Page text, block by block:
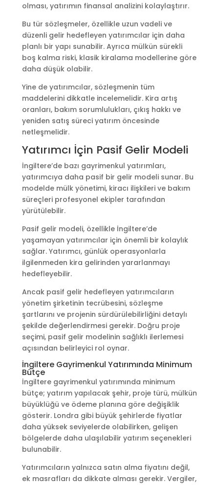
olması, yatırımın finansal analizini kolaylaştırır.
Bu tür sözleşmeler, özellikle uzun vadeli ve
düzenli gelir hedefleyen yatırımcılar için daha
planlı bir yapı sunabilir. Ayrıca mülkün sürekli
boş kalma riski, klasik kiralama modellerine göre
daha düşük olabilir.
Yine de yatırımcılar, sözleşmenin tüm
maddelerini dikkatle incelemelidir. Kira artış
oranları, bakım sorumlulukları, çıkış hakkı ve
yeniden satış süreci yatırım öncesinde
netleşmelidir.
Yatırımcı İçin Pasif Gelir Modeli
İngiltere’de bazı gayrimenkul yatırımları,
yatırımcıya daha pasif bir gelir modeli sunar. Bu
modelde mülk yönetimi, kiracı ilişkileri ve bakım
süreçleri profesyonel ekipler tarafından
yürütülebilir.
Pasif gelir modeli, özellikle İngiltere’de
yaşamayan yatırımcılar için önemli bir kolaylık
sağlar. Yatırımcı, günlük operasyonlarla
ilgilenmeden kira gelirinden yararlanmayı
hedefleyebilir.
Ancak pasif gelir hedefleyen yatırımcıların
yönetim şirketinin tecrübesini, sözleşme
şartlarını ve projenin sürdürülebilirliğini detaylı
şekilde değerlendirmesi gerekir. Doğru proje
seçimi, pasif gelir modelinin sağlıklı ilerlemesi
açısından belirleyici rol oynar.
İngiltere Gayrimenkul Yatırımında Minimum
Bütçe
İngiltere gayrimenkul yatırımında minimum
bütçe; yatırım yapılacak şehir, proje türü, mülkün
büyüklüğü ve ödeme planına göre değişiklik
gösterir. Londra gibi büyük şehirlerde fiyatlar
daha yüksek seviyelerde olabilirken, gelişen
bölgelerde daha ulaşılabilir yatırım seçenekleri
bulunabilir.
Yatırımcıların yalnızca satın alma fiyatını değil,
ek masrafları da dikkate alması gerekir. Vergiler,